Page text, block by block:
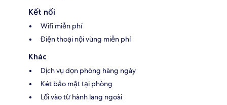
Kết nối
Wifi miễn phí
Điện thoại nội vùng miễn phí
Khác
Dịch vụ dọn phòng hàng ngày
Két bảo mật tại phòng
Lối vào từ hành lang ngoài